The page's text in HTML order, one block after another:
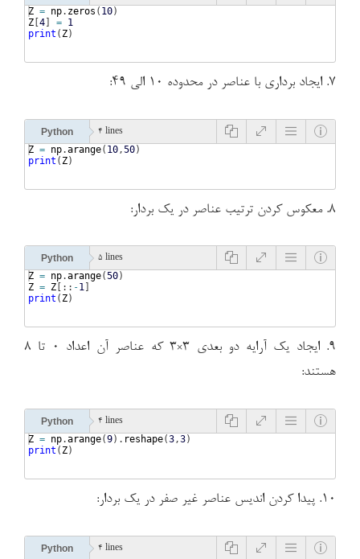
Z = np. zeros ( 10)
Z [4] = 1
print ( Z)
۷. ایجاد برداری با عناصر در محدوده ۱۰ الی ۴۹:
Python 4 lines
Z = np.arange( 10 ,50)
print ( Z)
۸. معکوس کردن ترتیب عناصر در یک بردار:
Python 5 lines
Z = np.arange(50)
Z = Z :: -1
print ( Z)
۹. ایجاد یک آرایه دو بعدی ۳×۳ که عناصر آن اعداد ۰ تا ۸
هستند:
Python 4 lines
Z = np.arange(9) . reshape(3,3)
print ( Z)
۱۰. پیدا کردن اندیس عناصر غیر صفر در یک بردار:
Python 4 lines